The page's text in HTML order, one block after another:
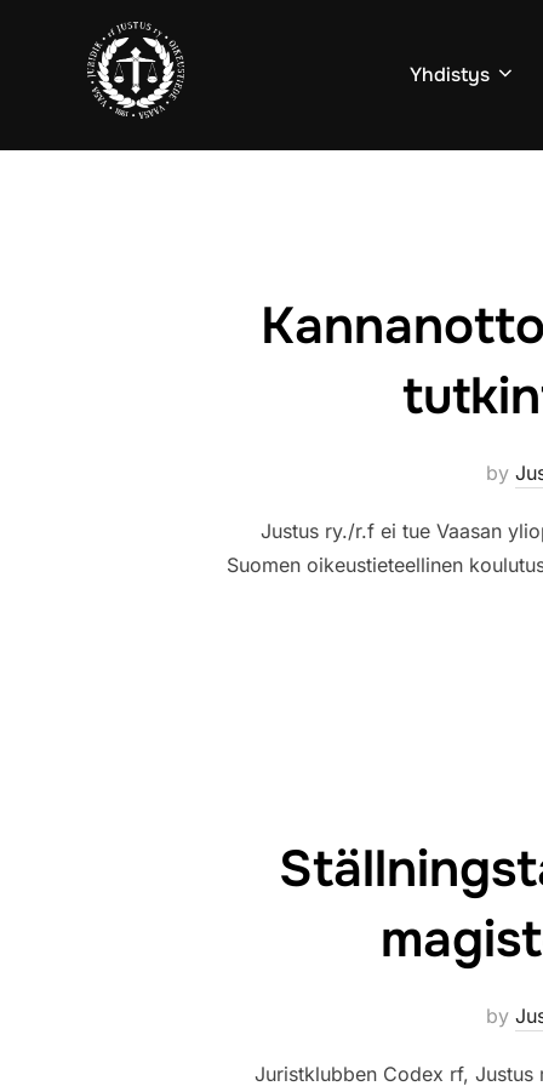
Yhdistys
by
Justus ry./r.f ei tue Vaasan
Suomen oikeustieteellinen
by
Juristklubben Codex rf,